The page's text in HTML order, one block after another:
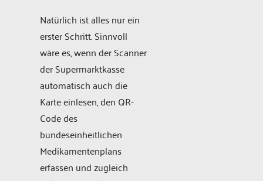
Natürlich ist alles nur ein
erster Schritt. Sinnvoll
wäre es, wenn der Scanner
der Supermarktkasse
automatisch auch die
Karte einlesen, den QR-
Code des
bundeseinheitlichen
Medikamentenplans
erfassen und zugleich